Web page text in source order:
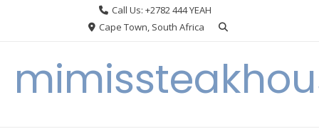
Call Us: +2782 444 YEAH
Cape Town, South Africa